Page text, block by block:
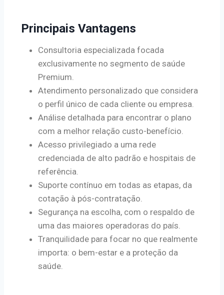
Principais Vantagens
Consultoria especializada focada
exclusivamente no segmento de saúde
Premium.
Atendimento personalizado que considera
o perfil único de cada cliente ou empresa.
Análise detalhada para encontrar o plano
com a melhor relação custo-benefício.
Acesso privilegiado a uma rede
credenciada de alto padrão e hospitais de
referência.
Suporte contínuo em todas as etapas, da
cotação à pós-contratação.
Segurança na escolha, com o respaldo de
uma das maiores operadoras do país.
Tranquilidade para focar no que realmente
importa: o bem-estar e a proteção da
saúde.